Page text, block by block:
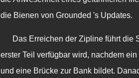
die Bienen von Grounded 's Updates.
Das Erreichen der Zipline führt die
erster Teil verfügbar wird, nachdem
und eine Brücke zur Bank bildet.